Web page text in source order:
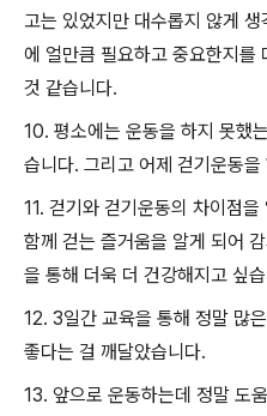
고는 있었지만 대수롭지 않게
에 얼만큼 필요하고 중요한지를
것 같습니다.
10. 평소에는 운동을 하지 못했
습니다. 그리고 어제 걷기운동
11. 걷기와 걷기운동의 차이점
함께 걷는 즐거움을 알게 되어
을 통해 더욱 더 건강해지고 싶
12. 3일간 교육을 통해 정말 많
좋다는 걸 깨달았습니다.
13. 앞으로 운동하는데 정말 도